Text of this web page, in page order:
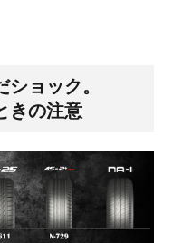
ョック。
きの注意